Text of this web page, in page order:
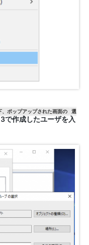
、ポップアップされた画面の
選
で作成したユーザを入